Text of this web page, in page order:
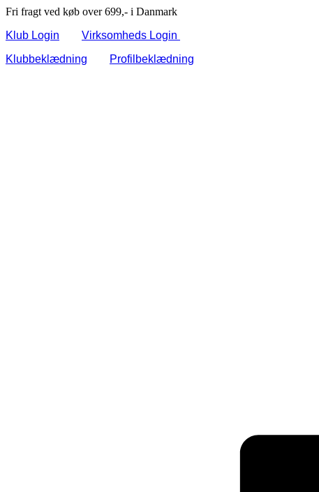
Fri fragt ved køb over 699,- i Danmark
Klub Login
Virksomheds Login
Klubbeklædning
Profilbeklædning